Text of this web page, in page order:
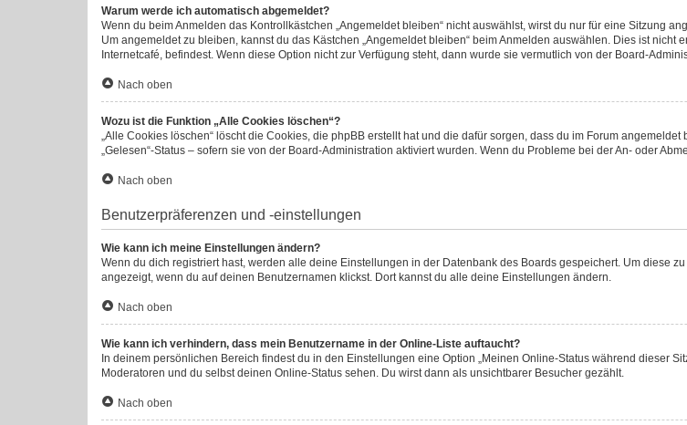
Warum werde ich automatisch abgemeldet?
Wenn du beim Anmelden das Kontrollkästchen „Angemeldet bleiben“ nicht auswählst, wirst du nur für eine Sitzung
Um angemeldet zu bleiben, kannst du das Kästchen „Angemeldet bleiben“ beim Anmelden auswählen. Dies ist
Internetcafé, befindest. Wenn diese Option nicht zur Verfügung steht, dann wurde sie vermutlich von der Board-
Nach oben
Wozu ist die Funktion „Alle Cookies löschen“?
„Alle Cookies löschen“ löscht die Cookies, die phpBB erstellt hat und die dafür sorgen, dass du im Forum
„Gelesen“-Status – sofern sie von der Board-Administration aktiviert wurden. Wenn du Probleme bei der An- oder
Nach oben
Benutzerpräferenzen und -einstellungen
Wie kann ich meine Einstellungen ändern?
Wenn du dich registriert hast, werden alle deine Einstellungen in der Datenbank des Boards gespeichert. Um diese
angezeigt, wenn du auf deinen Benutzernamen klickst. Dort kannst du alle deine Einstellungen ändern.
Nach oben
Wie kann ich verhindern, dass mein Benutzername in der Online-Liste auftaucht?
In deinem persönlichen Bereich findest du in den Einstellungen eine Option „Meinen Online-Status während dieser
Moderatoren und du selbst deinen Online-Status sehen. Du wirst dann als unsichtbarer Besucher gezählt.
Nach oben